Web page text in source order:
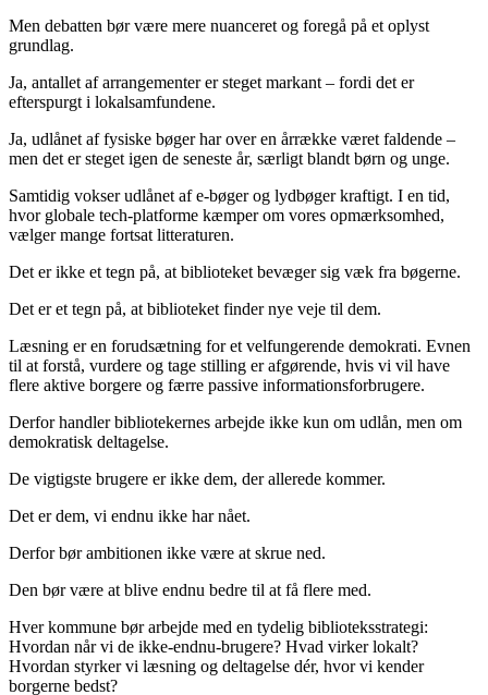
Men debatten bør være mere nuanceret og foregå på et oplyst
grundlag.
Ja, antallet af arrangementer er steget markant – fordi det er
efterspurgt i lokalsamfundene.
Ja, udlånet af fysiske bøger har over en årrække været faldende –
men det er steget igen de seneste år, særligt blandt børn og unge.
Samtidig vokser udlånet af e-bøger og lydbøger kraftigt. I en tid,
hvor globale tech-platforme kæmper om vores opmærksomhed,
vælger mange fortsat litteraturen.
Det er ikke et tegn på, at biblioteket bevæger sig væk fra bøgerne.
Det er et tegn på, at biblioteket finder nye veje til dem.
Læsning er en forudsætning for et velfungerende demokrati. Evnen
til at forstå, vurdere og tage stilling er afgørende, hvis vi vil have
flere aktive borgere og færre passive informationsforbrugere.
Derfor handler bibliotekernes arbejde ikke kun om udlån, men om
demokratisk deltagelse.
De vigtigste brugere er ikke dem, der allerede kommer.
Det er dem, vi endnu ikke har nået.
Derfor bør ambitionen ikke være at skrue ned.
Den bør være at blive endnu bedre til at få flere med.
Hver kommune bør arbejde med en tydelig biblioteksstrategi:
Hvordan når vi de ikke-endnu-brugere? Hvad virker lokalt?
Hvordan styrker vi læsning og deltagelse dér, hvor vi kender
borgerne bedst?